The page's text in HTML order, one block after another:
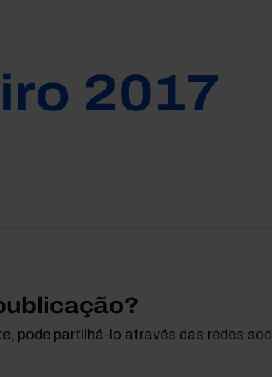
2017
pode partilhá-lo através das redes